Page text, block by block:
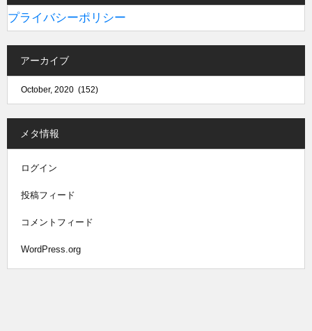
プライバシーポリシー
アーカイブ
メタ情報
ログイン
投稿フィード
コメントフィード
WordPress.org